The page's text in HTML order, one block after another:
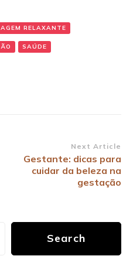
RELAXANTE
SAÚDE
Next Article
Gestante: dicas para
cuidar da beleza na
gestação
Search